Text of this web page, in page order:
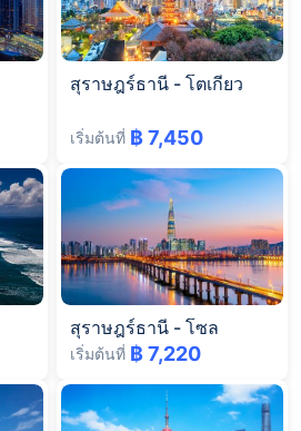
สุราษฎร์ธานี - โตเกียว
เริ่มต้นที่ ฿ 7,450
สุราษฎร์ธานี - โซล
เริ่มต้นที่ ฿ 7,220